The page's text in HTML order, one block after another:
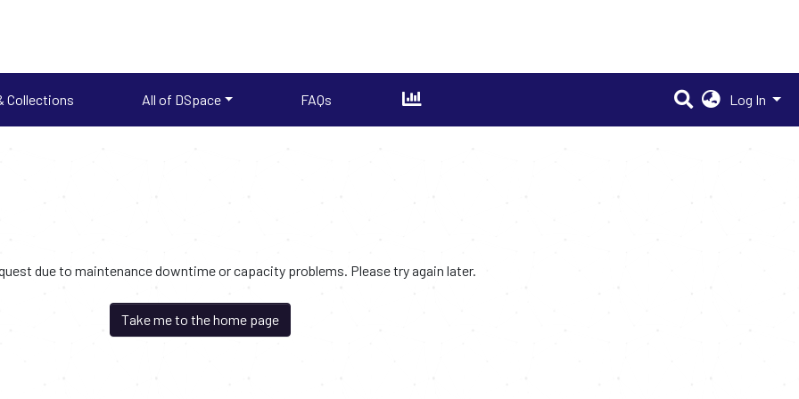
Collections All of DSpace FAQs Log In
due to maintenance downtime or capacity problems. Please try again later.
Take me to the home page